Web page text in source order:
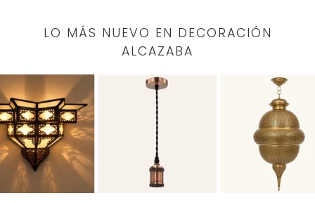
LO MÁS NUEVO EN DECORACIÓN
ALCAZABA